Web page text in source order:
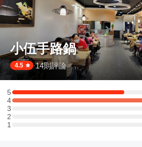
小伍手路鍋
4.5 ·14則評論
5
5 星：2 則評論
4
4 星：3 則評論
3
3 星：0 則評論
2
2 星：0 則評論
11 星：0 則評論